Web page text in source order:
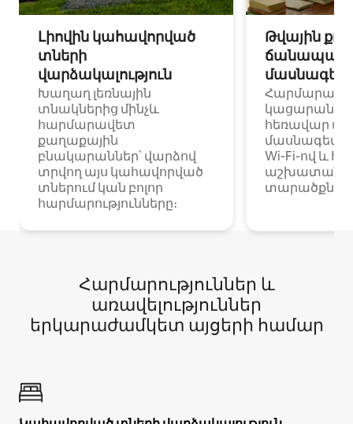
Լիովին կահավորված
տների
վարձակալություն
Խաղաղ լեռնային
տնակներից մինչև
հարմարավետ
քաղաքային
բնակարաններ՝ վարձով
տրվող այս կահավորված
տներում կան բոլոր
հարմարությունները։
Թվային
հեռավար
Wi-Fi-ով և
Հարմարություններ և
առավելություններ
երկարաժամկետ այցերի համար